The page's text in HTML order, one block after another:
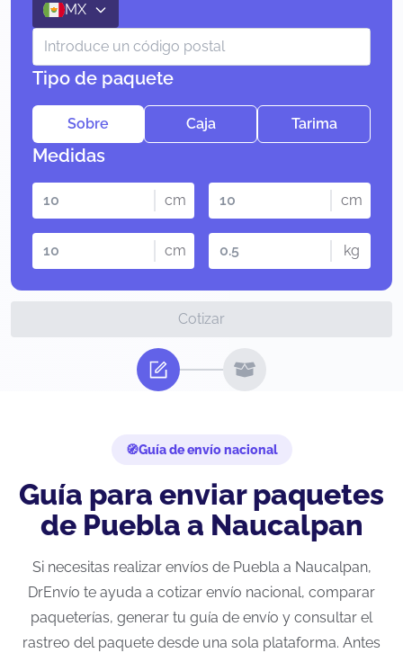
MX
Tipo de paquete
Sobre Caja Tarima
Medidas
cm cm
cm kg
Cotizar
Guía de envío nacional
Guía para enviar paquetes
de Puebla a Naucalpan
Si necesitas realizar envíos de Puebla a Naucalpan,
DrEnvío te ayuda a cotizar envío nacional, comparar
paqueterías, generar tu guía de envío y consultar el
rastreo del paquete desde una sola plataforma. Antes